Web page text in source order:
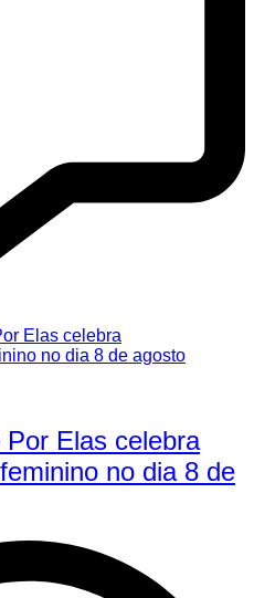
Elas celebra
no dia 8 de